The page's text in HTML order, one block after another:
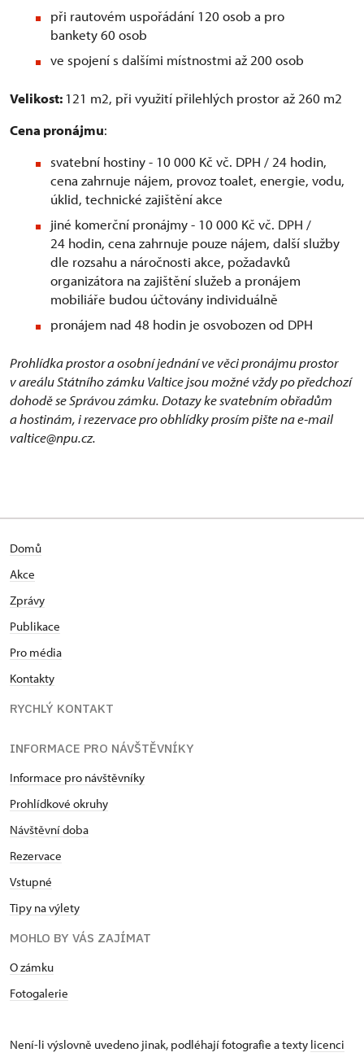
při rautovém uspořádání 120 osob a pro
bankety 60 osob
ve spojení s dalšími místnostmi až 200 osob
Velikost: 121 m2, při využití přilehlých prostor až 260 m2
Cena pronájmu:
svatební hostiny - 10 000 Kč vč. DPH / 24 hodin,
cena zahrnuje nájem, provoz toalet, energie, vodu,
úklid, technické zajištění akce
jiné komerční pronájmy - 10 000 Kč vč. DPH /
24 hodin, cena zahrnuje pouze nájem, další služby
dle rozsahu a náročnosti akce, požadavků
organizátora na zajištění služeb a pronájem
mobiliáře budou účtovány individuálně
pronájem nad 48 hodin je osvobozen od DPH
Prohlídka prostor a osobní jednání ve věci pronájmu prostor
v areálu Státního zámku Valtice jsou možné vždy po předchozí
dohodě se Správou zámku. Dotazy ke svatebním obřadům
a hostinám, i rezervace pro obhlídky prosím pište na e-mail
valtice@npu.cz.
Domů
Akce
Zprávy
Publikace
Pro média
Kontakty
RYCHLÝ KONTAKT
INFORMACE PRO NÁVŠTĚVNÍKY
Informace pro návštěvníky
Prohlídkové okruhy
Návštěvní doba
Rezervace
Vstupné
Tipy na výlety
MOHLO BY VÁS ZAJÍMAT
O zámku
Fotogalerie
Není-li výslovně uvedeno jinak, podléhají fotografie a texty licenci